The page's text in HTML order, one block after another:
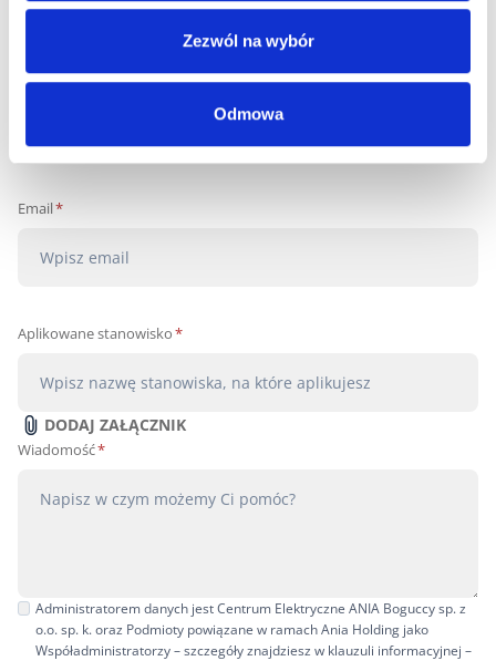
Zezwól na wybór
Odmowa
Imię i Nazwisko*
Email*
Aplikowane stanowisko*
DODAJ ZAŁĄCZNIK
Wiadomość*
Administratorem danych jest Centrum Elektryczne ANIA Boguccy sp. z
o.o. sp. k. oraz Podmioty powiązane w ramach Ania Holding jako
Współadministratorzy – szczegóły znajdziesz w klauzuli informacyjnej –